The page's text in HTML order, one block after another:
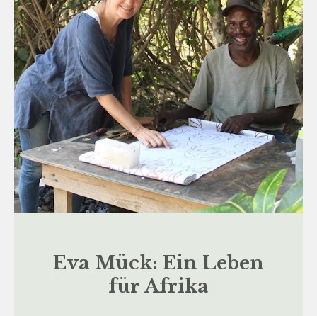
Eva Mück: Ein Leben
für Afrika